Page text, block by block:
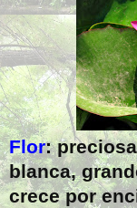
Flor:
blanca,
crece por